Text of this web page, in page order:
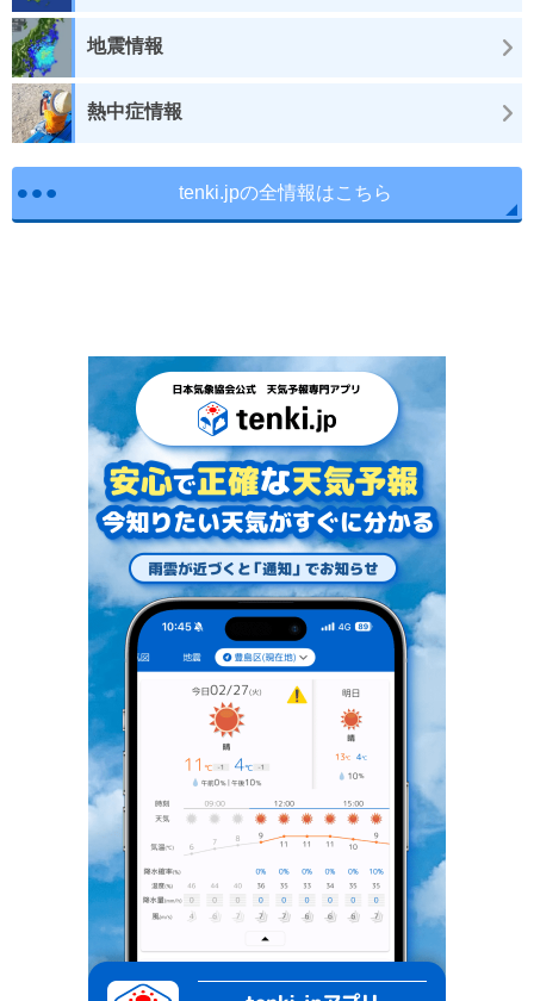
地震情報
熱中症情報
tenki.jpの全情報はこちら